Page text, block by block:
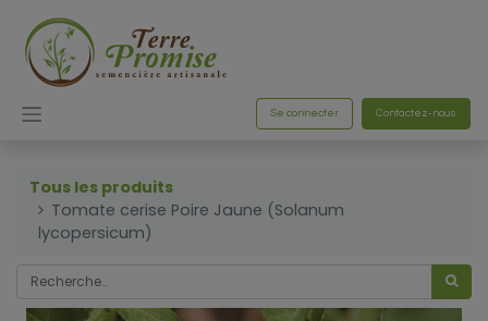
Se connecter Contactez-nous
Tous les produits
Tomate cerise Poire Jaune (Solanum
lycopersicum)